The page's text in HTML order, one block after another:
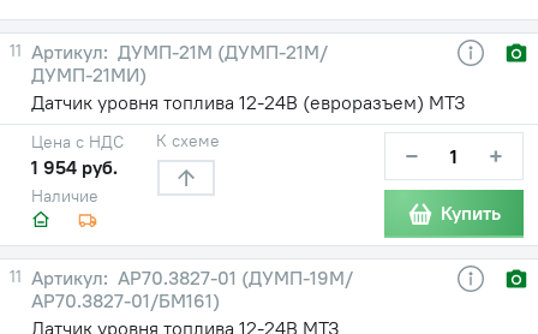
11
ДУМП-21М (ДУМП-21М/
ДУМП-21МИ)
Датчик уровня топлива 12-24В (евроразъем) МТЗ
Наличие
Цена с НДС
1 954 руб.
К схеме − +
Купить
11
АР70.3827-01 (ДУМП-19М/
АР70.3827-01/БМ161)
Датчик уровня топлива 12-24В МТЗ